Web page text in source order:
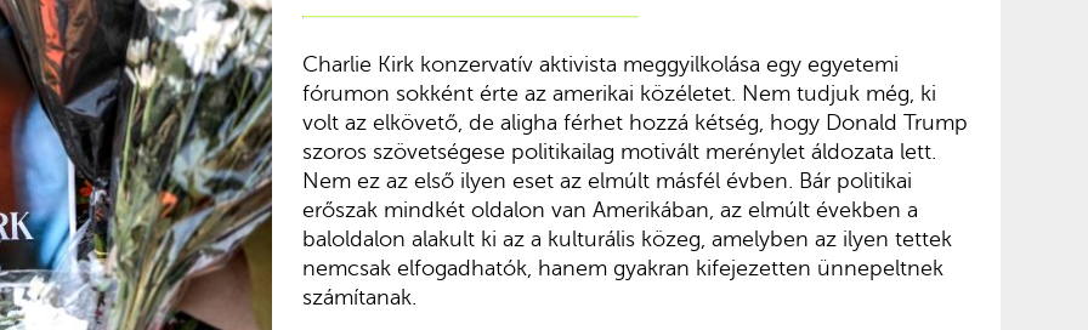
Charlie Kirk konzervatív aktivista meggyilkolása egy egyetemi
fórumon sokként érte az amerikai közéletet. Nem tudjuk még, ki
volt az elkövető, de aligha férhet hozzá kétség, hogy Donald Trump
szoros szövetségese politikailag motivált merénylet áldozata lett.
Nem ez az első ilyen eset az elmúlt másfél évben. Bár politikai
erőszak mindkét oldalon van Amerikában, az elmúlt években a
baloldalon alakult ki az a kulturális közeg, amelyben az ilyen tettek
nemcsak elfogadhatók, hanem gyakran kifejezetten ünnepeltnek
számítanak.